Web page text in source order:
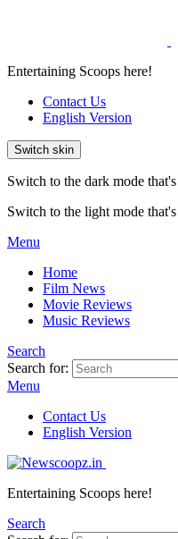
Entertaining Scoops here!
Contact Us
English Version
Switch skin
Switch to the dark mode
Switch to the light mode
Menu
Home
Film News
Movie Reviews
Music Reviews
Search
Search for:
Menu
Contact Us
English Version
Entertaining Scoops here!
Search